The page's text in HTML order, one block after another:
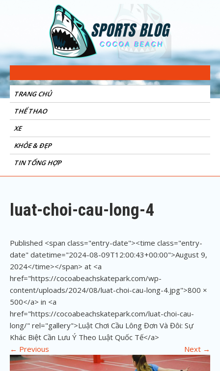
Sports Blog
Cocoa Beach
TRANG CHỦ
THỂ THAO
XE
KHỎE & ĐẸP
TIN TỔNG HỢP
luat-choi-cau-long-4
Published <span class="entry-date"><time class="entry-
date" datetime="2024-08-09T12:00:43+00:00">August 9,
2024</time></span> at <a
href="https://cocoabeachskatepark.com/wp-
content/uploads/2024/08/luat-choi-cau-long-4.jpg">800 ×
500</a> in <a
href="https://cocoabeachskatepark.com/luat-choi-cau-
long/" rel="gallery">Luật Chơi Cầu Lông Đơn Và Đôi: Sự
Khác Biệt Cần Lưu Ý Theo Luật Quốc Tế</a>
← Previous Next →